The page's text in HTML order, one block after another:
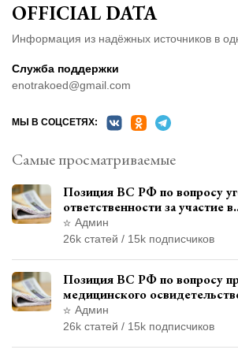
OFFICIAL DATA
Информация из надёжных источников в
Служба поддержки
enotrakoed@gmail.com
МЫ В СОЦСЕТЯХ:
Самые просматриваемые
Позиция ВС РФ по вопросу
ответственности за участие в
террористической
официального признания
Админ
26k статей / 15k подписчиков
Позиция ВС РФ по вопросу
медицинского
военнослужащих при
службы
Админ
26k статей / 15k подписчиков